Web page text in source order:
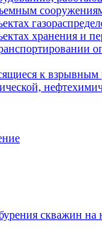
хранения и
к взрывным
скважин на